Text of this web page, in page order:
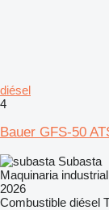
diésel
4
Bauer GFS-50
Subasta
Maquinaria
2026
Combustible diésel